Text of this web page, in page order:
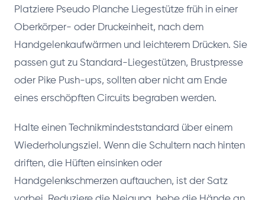
Platziere Pseudo Planche Liegestütze früh in einer
Oberkörper- oder Druckeinheit, nach dem
Handgelenkaufwärmen und leichterem Drücken. Sie
passen gut zu Standard-Liegestützen, Brustpresse
oder Pike Push-ups, sollten aber nicht am Ende
eines erschöpften Circuits begraben werden.
Halte einen Technikmindeststandard über einem
Wiederholungsziel. Wenn die Schultern nach hinten
driften, die Hüften einsinken oder
Handgelenkschmerzen auftauchen, ist der Satz